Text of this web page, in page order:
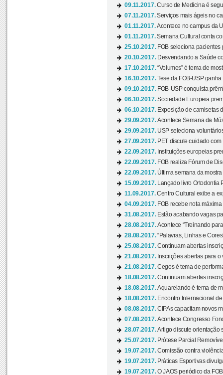
09.11.2017.Curso de Medicina é
07.11.2017.Serviços mais ágeis no
01.11.2017.Acontece no campus da
01.11.2017.Semana Cultural conta
25.10.2017. FOB seleciona pacientes
20.10.2017. Desvendando a Saúde
17.10.2017.“Volumes” é tema de
16.10.2017.Tese da FOB-USP
09.10.2017. FOB-USP conquista
06.10.2017.Sociedade Europeia
06.10.2017. Exposição de camisetas
29.09.2017.Acontece Semana da
29.09.2017. USP seleciona
27.09.2017. PET discute cuidado
22.09.2017. Instituições europeias
22.09.2017. FOB realiza Fórum de
22.09.2017. Última semana da mostra
15.09.2017.
Lançado livro Ortodontia
11.09.2017.Centro Cultural exibe a
04.09.2017. FOB recebe nota
31.08.2017. Estão acabando vagas
28.08.2017.Acontece “Treinando
28.08.2017.“Palavras, Linhas e
25.08.2017.Continuam abertas
21.08.2017. Inscrições abertas para
21.08.2017.Cegos é tema de
18.08.2017.Continuam abertas
18.08.2017.Aquarelando é tema de
18.08.2017. Encontro Internacional
08.08.2017.CIPAs capacitam novos
07.08.2017.Acontece Congresso
28.07.2017.Artigo discute orientação
25.07.2017. Prótese Parcial
19.07.2017.Comissão contra
19.07.2017. Práticas Esportivas
19.07.2017.O JAOS periódico da